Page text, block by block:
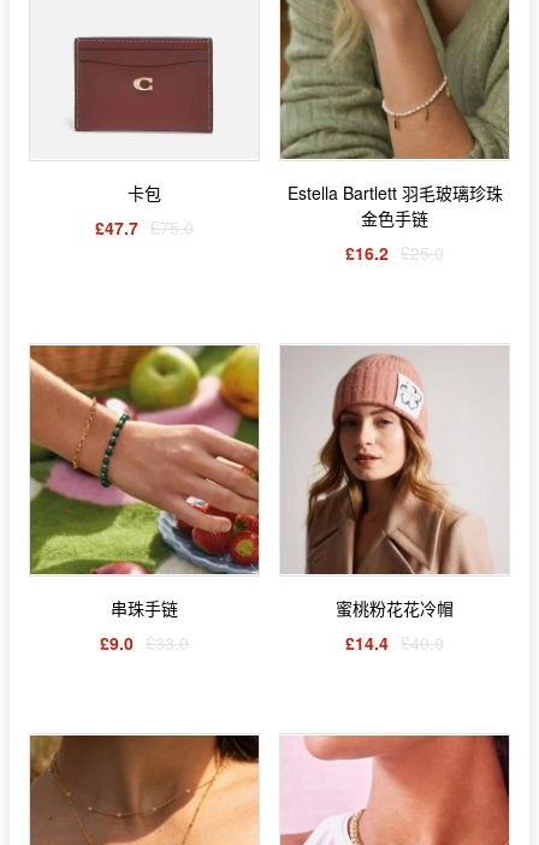
卡包
£47.7 £75.0
Estella Bartlett 羽毛玻璃珍珠
金色手链
£16.2 £25.0
串珠手链
£9.0 £33.0
蜜桃粉花花冷帽
£14.4 £40.0